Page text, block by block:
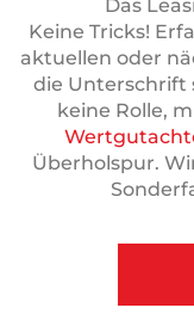
Das
Keine Tricks!
aktuellen oder
die Unterschrift
keine Rolle,
Überholspur.